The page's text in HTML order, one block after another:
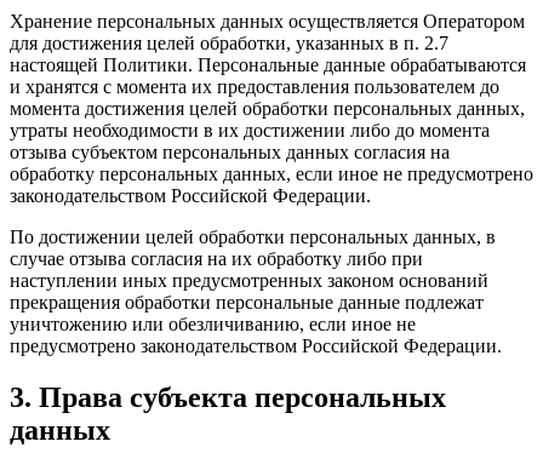
Хранение персональных данных осуществляется Оператором
для достижения целей обработки, указанных в п. 2.7
настоящей Политики. Персональные данные обрабатываются
и хранятся с момента их предоставления пользователем до
момента достижения целей обработки персональных данных,
утраты необходимости в их достижении либо до момента
отзыва субъектом персональных данных согласия на
обработку персональных данных, если иное не предусмотрено
законодательством Российской Федерации.
По достижении целей обработки персональных данных, в
случае отзыва согласия на их обработку либо при
наступлении иных предусмотренных законом оснований
прекращения обработки персональные данные подлежат
уничтожению или обезличиванию, если иное не
предусмотрено законодательством Российской Федерации.
3. Права субъекта персональных
данных